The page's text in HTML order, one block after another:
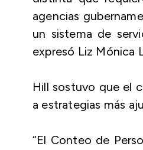
agencias
un sistema de
expresó Liz Mónica
Hill sostuvo que el
a estrategias más
“El Conteo de